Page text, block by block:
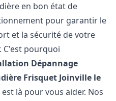
en bon état de
pour garantir le
et la sécurité de votre
C'est pourquoi
Dépannage
Frisquet Joinville le
est là pour vous aider. Nos